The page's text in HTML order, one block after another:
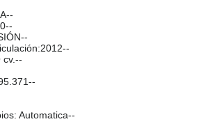
cv.--
Automatica--